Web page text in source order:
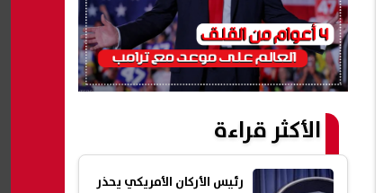
الأكثر قراءة
رئيس الأركان الأمريكي يحذر